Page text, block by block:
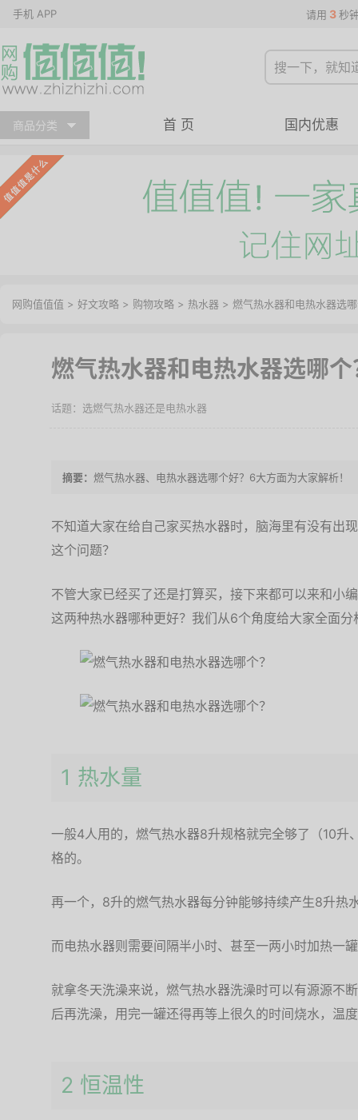
手机 APP 请用 3 秒
商品分类 首 页 国内优惠
网购值值值 > 好文攻略 > 购物攻略 > 热水器 > 燃气热水器和电热水器选
燃气热水器和电热水器选哪个
选燃气热水器还是电热水器
燃气热水器、电热水器选哪个好？6大方面为大家解析！
不知道大家在给自己家买热水器时，脑海里有没有出
这个问题？
不管大家已经买了还是打算买，接下来都可以来和小
这两种热水器哪种更好？我们从6个角度给大家全面分
1 热水量
一般4人用的，燃气热水器8升规格就完全够了（10升
格的。
再一个，8升的燃气热水器每分钟能够持续产生8升热
而电热水器则需要间隔半小时、甚至一两小时加热一
就拿冬天洗澡来说，燃气热水器洗澡时可以有源源不
后再洗澡，用完一罐还得再等上很久的时间烧水，温
2 恒温性